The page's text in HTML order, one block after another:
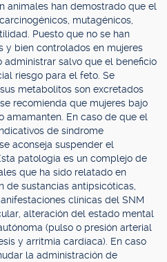
animales han demostrado que el
mutagénicos,
Puesto que no se han
y bien controlados en mujeres
administrar salvo que el beneficio
riesgo para el feto. Se
metabolitos son excretados
recomienda que mujeres bajo
amamanten. En caso de que el
de síndrome
aconseja suspender el
patología es un complejo de
que ha sido relatado en
de sustancias antipsicóticas,
clínicas del SNM
alteración del estado mental
(pulso o presión arterial
y arritmia cardíaca). En caso
la administración de